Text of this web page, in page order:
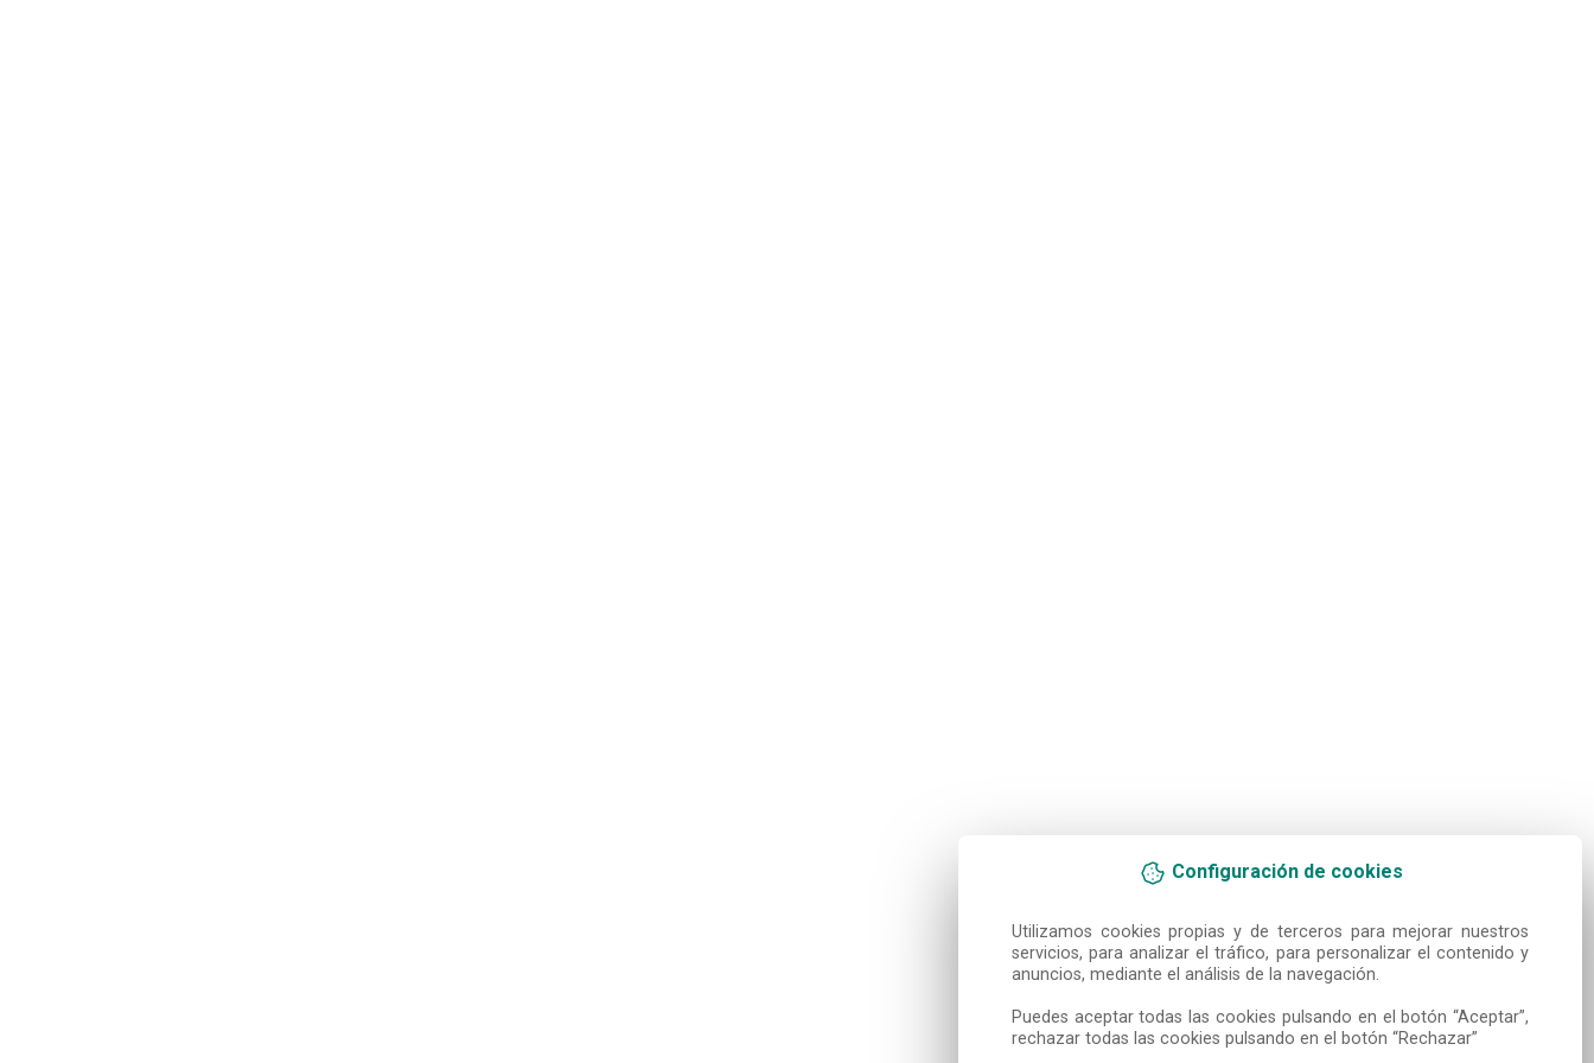
Configuración de cookies
Utilizamos cookies propias y de terceros para mejorar nuestros
servicios, para analizar el tráfico, para personalizar el contenido y
anuncios, mediante el análisis de la navegación.
Puedes aceptar todas las cookies pulsando en el botón “Aceptar”,
rechazar todas las cookies pulsando en el botón “Rechazar”